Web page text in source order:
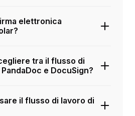
elettronica
tra il flusso di
e DocuSign?
il flusso di lavoro di